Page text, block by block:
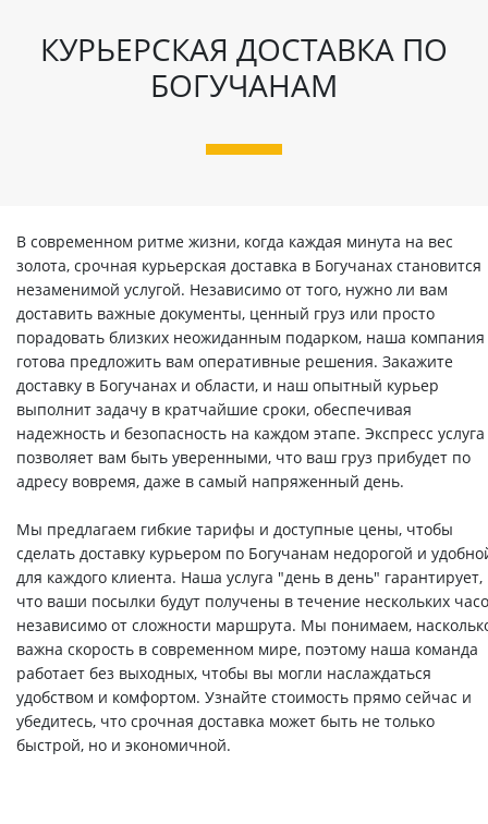
КУРЬЕРСКАЯ ДОСТАВКА ПО
БОГУЧАНАМ
В современном ритме жизни, когда каждая минута на вес
золота, срочная курьерская доставка в Богучанах становится
незаменимой услугой. Независимо от того, нужно ли вам
доставить важные документы, ценный груз или просто
порадовать близких неожиданным подарком, наша компания
готова предложить вам оперативные решения. Закажите
доставку в Богучанах и области, и наш опытный курьер
выполнит задачу в кратчайшие сроки, обеспечивая
надежность и безопасность на каждом этапе. Экспресс услуга
позволяет вам быть уверенными, что ваш груз прибудет по
адресу вовремя, даже в самый напряженный день.
Мы предлагаем гибкие тарифы и доступные цены, чтобы
сделать доставку курьером по Богучанам недорогой и
для каждого клиента. Наша услуга "день в день" гарантирует,
что ваши посылки будут получены в течение нескольких
независимо от сложности маршрута. Мы понимаем,
важна скорость в современном мире, поэтому наша команда
работает без выходных, чтобы вы могли наслаждаться
удобством и комфортом. Узнайте стоимость прямо сейчас и
убедитесь, что срочная доставка может быть не только
быстрой, но и экономичной.